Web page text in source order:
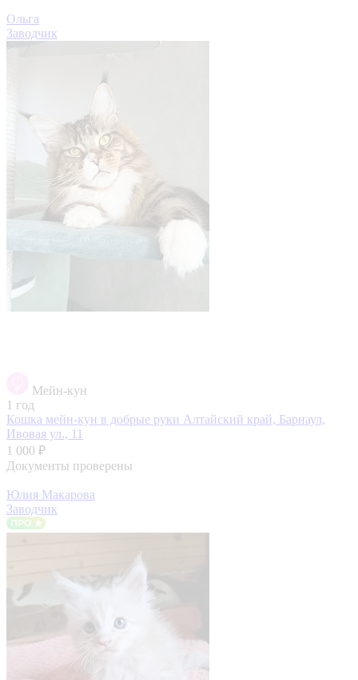
Ольга
Заводчик
Мейн-кун
1 год
Кошка мейн-кун в добрые руки Алтайский край, Барнаул,
Ивовая ул., 11
1 000 ₽
Документы проверены
Юлия Макарова
Заводчик